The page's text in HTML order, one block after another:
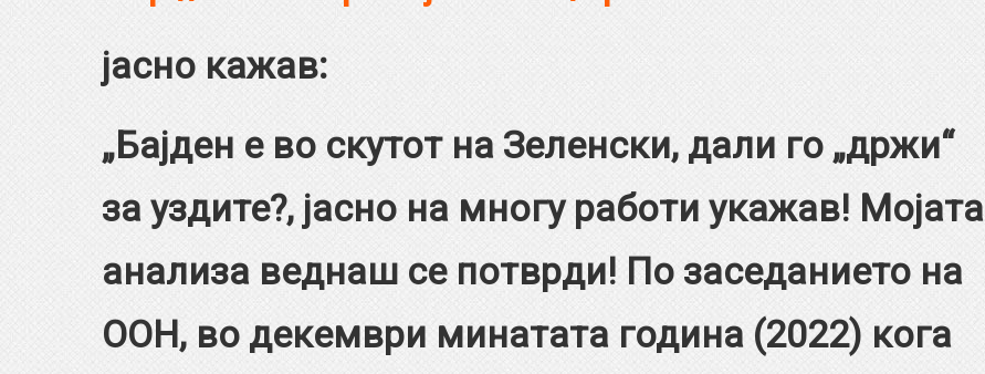
јасно кажав:
„Бајден е во скутот на Зеленски, дали го „држи“
за уздите?, јасно на многу работи укажав! Мојата
анализа веднаш се потврди! По заседанието на
ООН, во декември минатата година (2022) кога